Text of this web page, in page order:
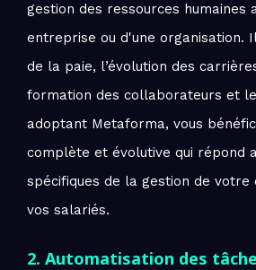
gestion des ressources humaines
entreprise ou d'une organisation.
de la paie, l’évolution des
formation des collaborateurs et
adoptant Metaforma, vous
complète et évolutive qui répond
spécifiques de la gestion de
vos salariés.
2. Automatisation des